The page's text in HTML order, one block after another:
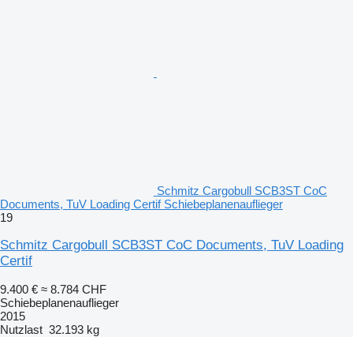
Schmitz Cargobull SCB3ST CoC
Documents, TuV Loading Certif Schiebeplanenauflieger
19
Schmitz Cargobull SCB3ST CoC Documents, TuV Loading
Certif
9.400 € ≈ 8.784 CHF
Schiebeplanenauflieger
2015
Nutzlast 32.193 kg